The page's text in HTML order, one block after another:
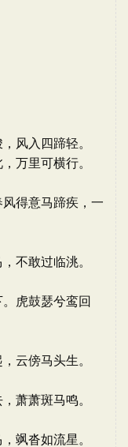
风入四蹄轻。
万里可横行。
得意马蹄疾，一
不敢过临洮。
虎鼓瑟兮鸾回
云傍马头生。
萧萧斑马鸣。
飒沓如流星。